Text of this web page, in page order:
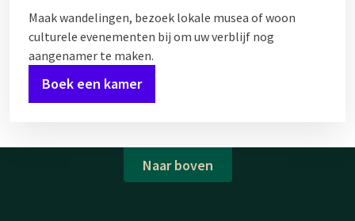
Maak wandelingen, bezoek lokale musea of woon
culturele evenementen bij om uw verblijf nog
aangenamer te maken.
Boek een kamer
Naar boven